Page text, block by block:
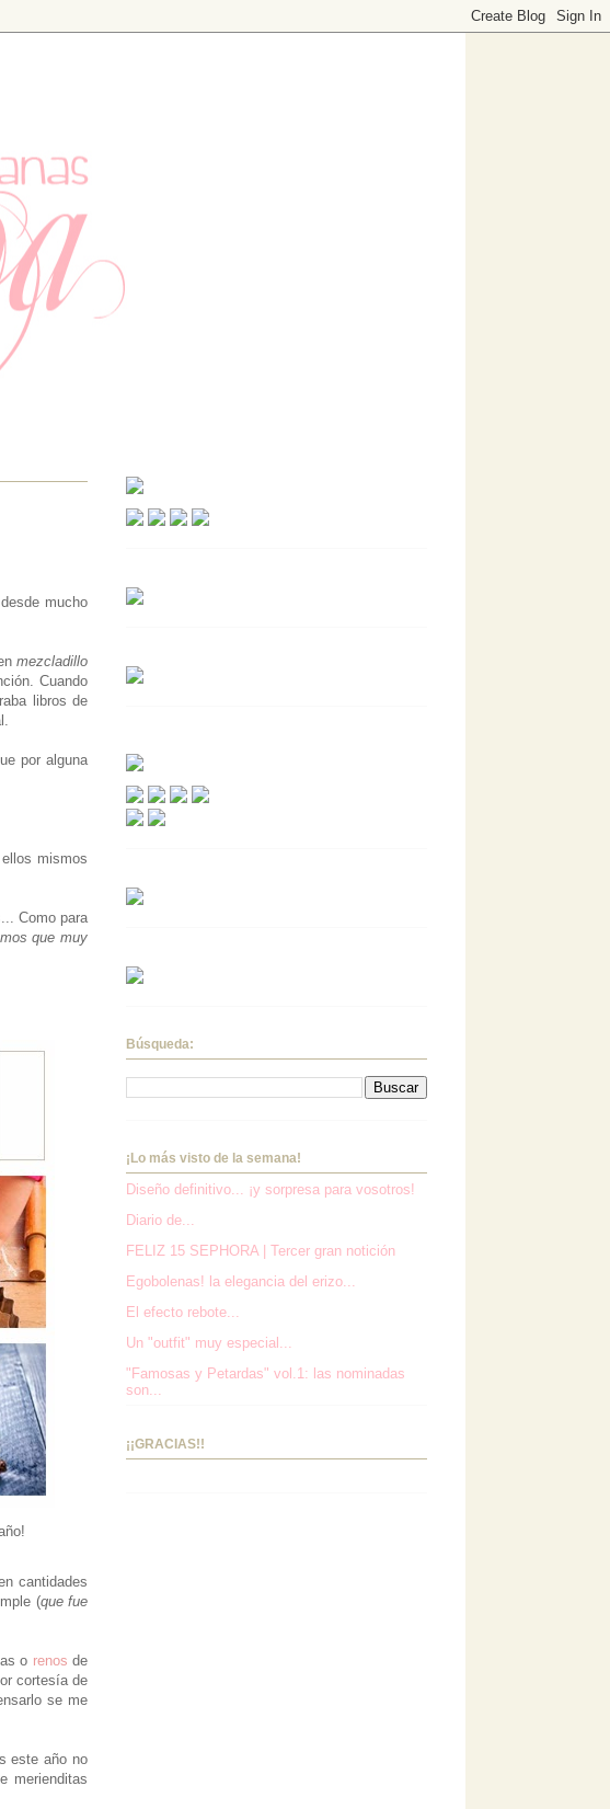
un apartado dedicado a decoración. Visítanos, ¡te
mucho
mezcladillo
Cuando
libros de
por alguna
mismos
Como para
que muy
cantidades
(que fue
o renos de
cortesía de
se me
este año no
merienditas
Búsqueda:
¡Lo más visto de la semana!
Diseño definitivo... ¡y sorpresa para vosotros!
Diario de...
FELIZ 15 SEPHORA | Tercer gran notición
Egobolenas! la elegancia del erizo...
El efecto rebote...
Un "outfit" muy especial...
"Famosas y Petardas" vol.1: las nominadas
son...
¡¡GRACIAS!!